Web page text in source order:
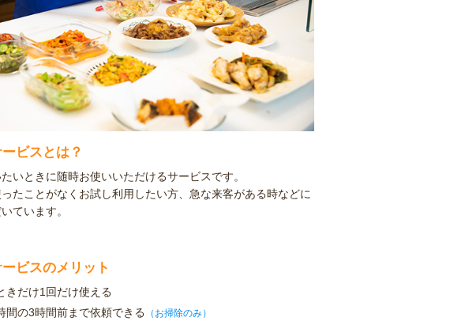
ビスとは？
いときに随時お使いいただけるサービスです。
たことがなくお試し利用したい方、急な来客がある時などに
ています。
ビスのメリット
きだけ1回だけ使える
間の3時間前まで依頼できる （お掃除のみ）